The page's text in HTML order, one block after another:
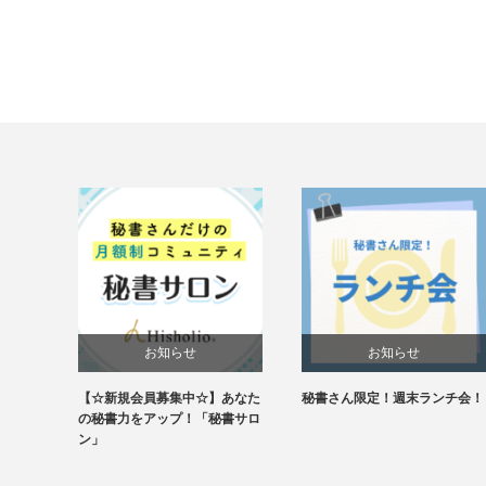
お知らせ
未分類
【☆新規会員募集中☆】あなた
の秘書力をアップ！「秘書サロ
ン」
お知らせ
秘書さん限定！週末ランチ会！